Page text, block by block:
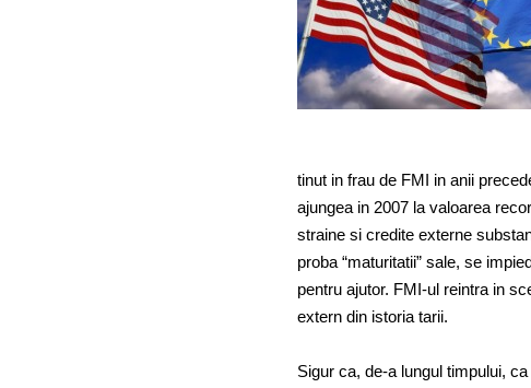
tinut in frau de FMI in anii
ajungea in 2007 la valoarea
straine si credite externe
proba “maturitatii” sale, se
pentru ajutor. FMI-ul reintra in
extern din istoria tarii.
Sigur ca, de-a lungul timpului,